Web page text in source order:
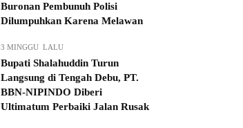
Buronan Pembunuh Polisi
Dilumpuhkan Karena Melawan
3 MINGGU LALU
Bupati Shalahuddin Turun
Langsung di Tengah Debu, PT.
BBN-NIPINDO Diberi
Ultimatum Perbaiki Jalan Rusak